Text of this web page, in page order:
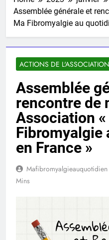
Assemblée générale et
Ma Fibromyalgie au
ACTIONS DE L'ASSOCIATION
Assemblée
rencontre de
Association «
Fibromyalgie
en France »
Mafibromyalgieauquotidien
Mins